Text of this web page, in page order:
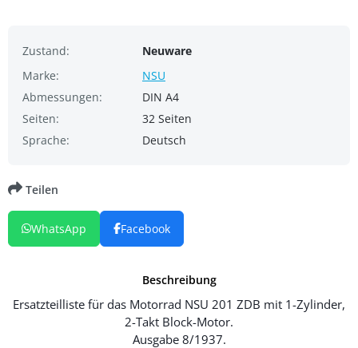
Zustand:
Neuware
Marke:
NSU
Abmessungen:
DIN A4
Seiten:
32 Seiten
Sprache:
Deutsch
Beschreibung
Ersatzteilliste für das Motorrad NSU 201 ZDB mit 1-Zylinder,
2-Takt Block-Motor.
Ausgabe 8/1937.
Teilen
WhatsApp Facebook